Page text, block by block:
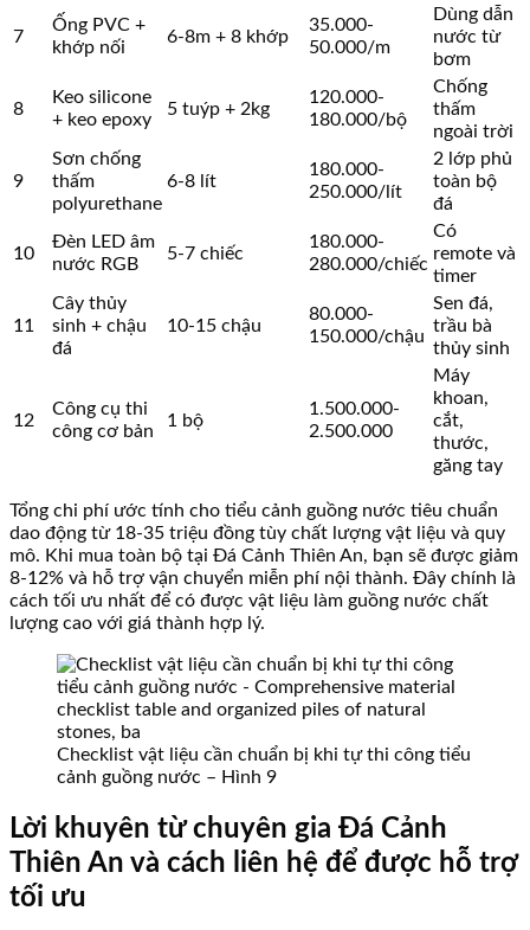
7
Ống PVC +
khớp nối
6-8m + 8 khớp
35.000-
50.000/m
Dùng dẫn
nước từ
bơm
8
Keo silicone
+ keo epoxy
5 tuýp + 2kg
120.000-
180.000/bộ
Chống
thấm
ngoài trời
9
Sơn chống
thấm
polyurethane
6-8 lít
180.000-
250.000/lít
2 lớp phủ
toàn bộ
đá
10
Đèn LED âm
nước RGB
5-7 chiếc
180.000-
280.000/chiếc
Có
remote và
timer
11
Cây thủy
sinh + chậu
đá
10-15 chậu
80.000-
150.000/chậu
Sen đá,
trầu bà
thủy sinh
12
Công cụ thi
công cơ bản
1 bộ
1.500.000-
2.500.000
Máy
khoan,
cắt,
thước,
găng tay
Tổng chi phí ước tính cho tiểu cảnh guồng nước tiêu chuẩn
dao động từ 18-35 triệu đồng tùy chất lượng vật liệu và quy
mô. Khi mua toàn bộ tại Đá Cảnh Thiên An, bạn sẽ được giảm
8-12% và hỗ trợ vận chuyển miễn phí nội thành. Đây chính là
cách tối ưu nhất để có được vật liệu làm guồng nước chất
lượng cao với giá thành hợp lý.
Checklist vật liệu cần chuẩn bị khi tự thi công tiểu
cảnh guồng nước – Hình 9
Lời khuyên từ chuyên gia Đá Cảnh
Thiên An và cách liên hệ để được hỗ trợ
tối ưu